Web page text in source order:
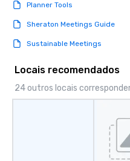
Planner Tools
Sheraton Meetings Guide
Sustainable Meetings
Locais recomendados
24 outros locais